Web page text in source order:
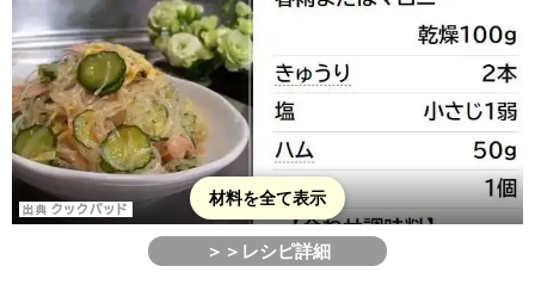
材料を全て表示
＞＞レシピ詳細